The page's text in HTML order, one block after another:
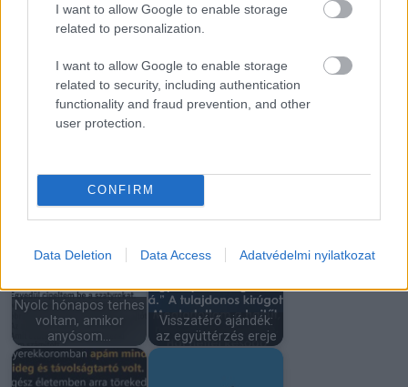
I want to allow Google to enable storage
related to personalization.
I want to allow Google to enable storage
related to security, including authentication
functionality and fraud prevention, and other
user protection.
CONFIRM
Data Deletion Data Access Adatvédelmi nyilatkozat
Hat évvel azután,
egyik…
Minden ujjunk egy
Itt a nagy…
furcsa tünete, amiről
Nyolc hónapos terhes
voltam, amikor
anyósom…
Visszatérő ajándék:
az együttérzés ereje